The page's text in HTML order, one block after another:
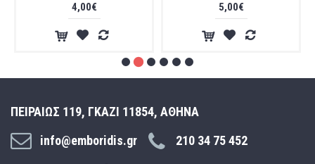
4,00€ 5,00€
ΠΕΙΡΑΙΩΣ 119, ΓΚΑΖΙ 11854, ΑΘΗΝΑ
info@emboridis.gr
210 34 75 452